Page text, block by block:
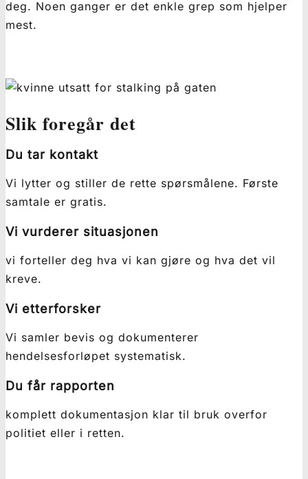
deg. Noen ganger er det enkle grep som hjelper
mest.
Slik foregår det
Du tar kontakt
Vi lytter og stiller de rette spørsmålene. Første
samtale er gratis.
Vi vurderer situasjonen
vi forteller deg hva vi kan gjøre og hva det vil
kreve.
Vi etterforsker
Vi samler bevis og dokumenterer
hendelsesforløpet systematisk.
Du får rapporten
komplett dokumentasjon klar til bruk overfor
politiet eller i retten.